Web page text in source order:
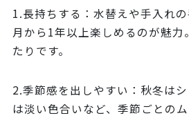
1.長持ちする：水替えや手入れ
月から1年以上楽しめるのが魅力
たりです。
2.季節感を出しやすい：秋冬は
は淡い色合いなど、季節ごとの